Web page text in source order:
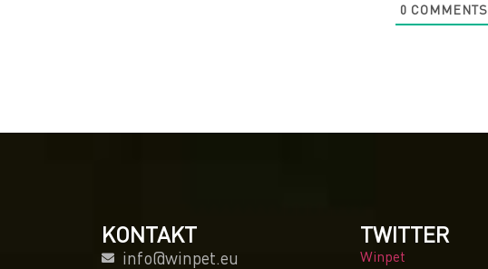
0 COMMENTS
KONTAKT
info@winpet.eu
TWITTER
Winpet